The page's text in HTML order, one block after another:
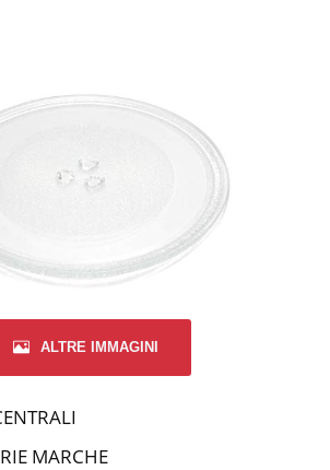
ALTRE IMMAGINI
MARCHE